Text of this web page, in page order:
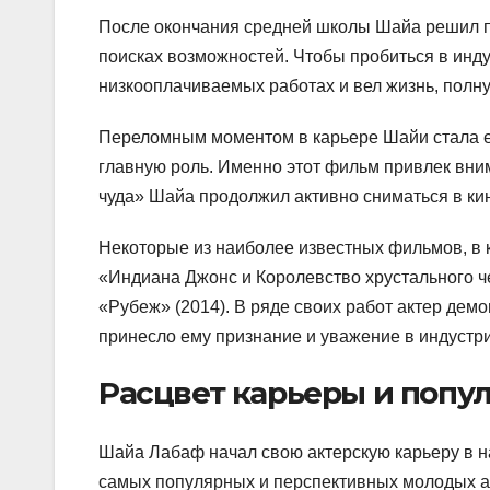
После окончания средней школы Шайа решил
поисках возможностей. Чтобы пробиться в
низкооплачиваемых работах и вел жизнь,
Переломным моментом в карьере Шайи стала
главную роль. Именно этот фильм привлек
чуда» Шайа продолжил активно сниматься в
Некоторые из наиболее известных фильмов,
«Индиана Джонс и Королевство
«Рубеж» (2014). В ряде своих работ актер
принесло ему признание и уважение в
Расцвет карьеры и
Шайа Лабаф начал свою актерскую карьеру в
самых популярных и перспективных молодых